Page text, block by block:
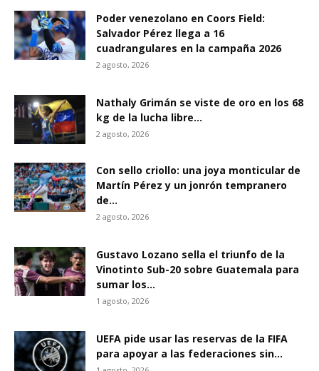
Poder venezolano en Coors Field:
Salvador Pérez llega a 16
cuadrangulares en la campaña 2026
2 agosto, 2026
Nathaly Grimán se viste de oro en los 68
kg de la lucha libre...
2 agosto, 2026
Con sello criollo: una joya monticular de
Martín Pérez y un jonrón tempranero
de...
2 agosto, 2026
Gustavo Lozano sella el triunfo de la
Vinotinto Sub-20 sobre Guatemala para
sumar los...
1 agosto, 2026
UEFA pide usar las reservas de la FIFA
para apoyar a las federaciones sin...